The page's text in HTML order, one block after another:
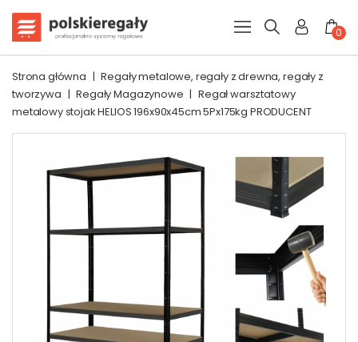
0
Strona główna | Regały metalowe, regały z drewna, regały z
tworzywa | Regały Magazynowe | Regał warsztatowy
metalowy stojak HELIOS 196x90x45cm 5Px175kg PRODUCENT